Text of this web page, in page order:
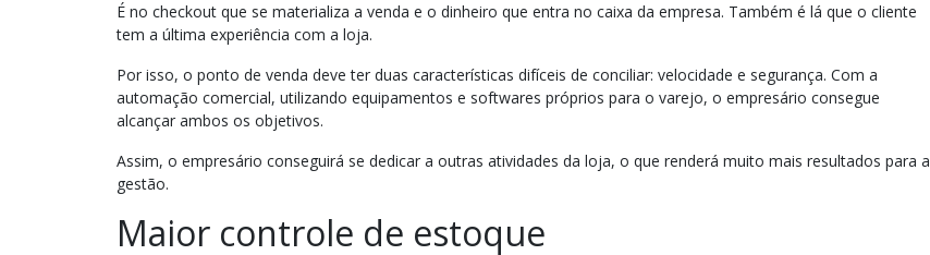
É no checkout que se materializa a venda e o dinheiro que entra no caixa da empresa. Também é lá que o cliente
tem a última experiência com a loja.
Por isso, o ponto de venda deve ter duas características difíceis de conciliar: velocidade e segurança. Com a
automação comercial, utilizando equipamentos e softwares próprios para o varejo, o empresário consegue
alcançar ambos os objetivos.
Assim, o empresário conseguirá se dedicar a outras atividades da loja, o que renderá muito mais resultados para a
gestão.
Maior controle de estoque